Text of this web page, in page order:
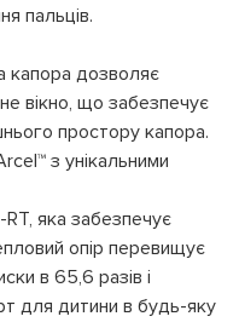
пальців.
капора дозволяє
вікно, що забезпечує
простору капора.
з унікальними
яка забезпечує
опір перевищує
в 65,6 разів і
для дитини в будь-яку